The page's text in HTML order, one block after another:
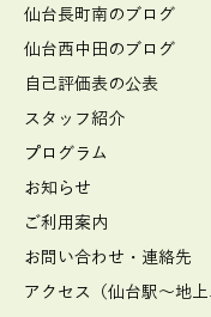
仙台長町南のブログ
仙台西中田のブログ
自己評価表の公表
スタッフ紹介
プログラム
お知らせ
ご利用案内
お問い合わせ・連絡先
アクセス（仙台駅～地上